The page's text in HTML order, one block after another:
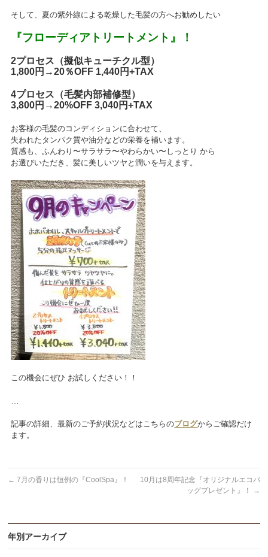
そして、夏の紫外線による乾燥した毛髪の方へお勧めしたい
『フローディアトリートメント』！
2プロセス（擬似キューチクル型）
1,800円→20％OFF 1,440円+TAX
4プロセス（毛髪内部補修型）
3,800円→20%OFF 3,040円+TAX
お客様の毛髪のコンディションに合わせて、
失われたタンパク質や油分などの栄養を補います。
質感も、ふんわり〜サラサラ〜やわらかい〜 しっとり から
お選びいただき、髪に美しいツヤと潤いを与えます。
この機会にぜひ お試しください！！
記事の詳細、最新のご予約状況などはこちらのブログからご確認だけ
ます。
← 7月の香りは恒例の『CoolSpa』！
10月は8周年記念『オリジナルエコバ
ッグプレゼント』！
→
年別アーカイブ